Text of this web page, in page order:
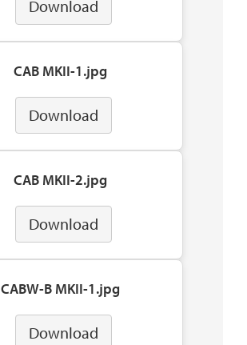
Download
CAB MKII-1.jpg
Download
CAB MKII-2.jpg
Download
CABW-B MKII-1.jpg
Download